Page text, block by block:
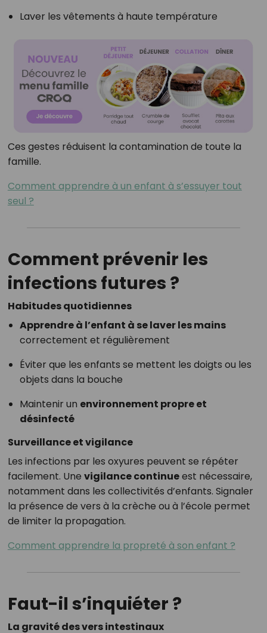
Laver les vêtements à haute température
Ces gestes réduisent la contamination de toute la
famille.
Comment apprendre à un enfant à s’essuyer tout
seul ?
Comment prévenir les
infections futures ?
Habitudes quotidiennes
Apprendre à l’enfant à se laver les mains
correctement et régulièrement
Éviter que les enfants se mettent les doigts ou les
objets dans la bouche
Maintenir un environnement propre et
désinfecté
Surveillance et vigilance
Les infections par les oxyures peuvent se répéter
facilement. Une vigilance continueest nécessaire,
notamment dans les collectivités d’enfants. Signaler
la présence de vers à la crèche ou à l’école permet
de limiter la propagation.
Comment apprendre la propreté à son enfant ?
Faut-il s’inquiéter ?
La gravité des vers intestinaux